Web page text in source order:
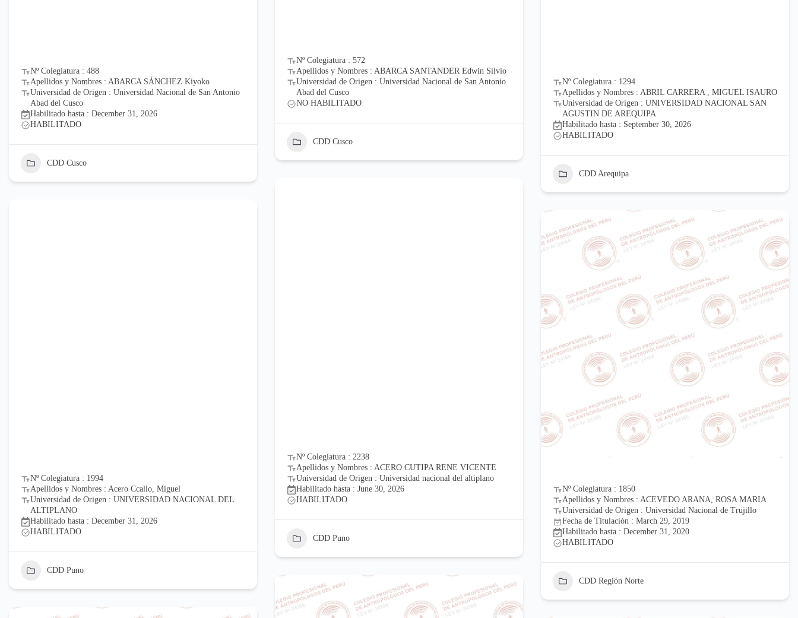
Nº Colegiatura : 488
Apellidos y Nombres : ABARCA SÁNCHEZ Kiyoko
Universidad de Origen : Universidad Nacional de San Antonio
Abad del Cusco
Habilitado hasta : December 31, 2026
HABILITADO
CDD Cusco
Nº Colegiatura : 572
Apellidos y Nombres : ABARCA SANTANDER Edwin Silvio
Universidad de Origen : Universidad Nacional de San Antonio
Abad del Cusco
NO HABILITADO
CDD Cusco
Nº Colegiatura : 1294
Apellidos y Nombres : ABRIL CARRERA , MIGUEL ISAURO
Universidad de Origen : UNIVERSIDAD NACIONAL SAN
AGUSTIN DE AREQUIPA
Habilitado hasta : September 30, 2026
HABILITADO
CDD Arequipa
Nº Colegiatura : 1994
Apellidos y Nombres : Acero Ccallo, Miguel
Universidad de Origen : UNIVERSIDAD NACIONAL DEL
ALTIPLANO
Habilitado hasta : December 31, 2026
HABILITADO
CDD Puno
Nº Colegiatura : 2238
Apellidos y Nombres : ACERO CUTIPA RENE VICENTE
Universidad de Origen : Universidad nacional del altiplano
Habilitado hasta : June 30, 2026
HABILITADO
CDD Puno
Nº Colegiatura : 1850
Apellidos y Nombres : ACEVEDO ARANA, ROSA MARIA
Universidad de Origen : Universidad Nacional de Trujillo
Fecha de Titulación : March 29, 2019
Habilitado hasta : December 31, 2020
HABILITADO
CDD Región Norte